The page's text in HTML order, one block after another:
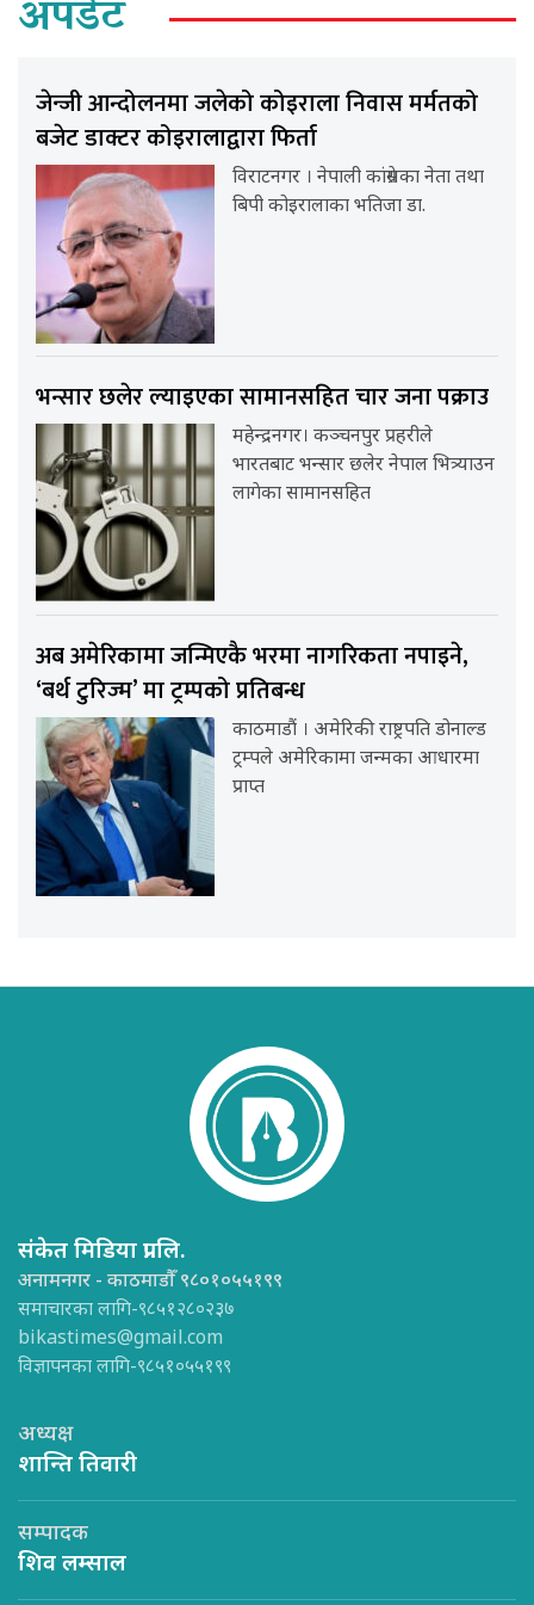
अपडेट
जेन्जी आन्दोलनमा जलेको कोइराला निवास मर्मतको
बजेट डाक्टर कोइरालाद्वारा फिर्ता
विराटनगर । नेपाली कांग्रेसका नेता तथा
बिपी कोइरालाका भतिजा डा.
भन्सार छलेर ल्याइएका सामानसहित चार जना पक्राउ
महेन्द्रनगर। कञ्चनपुर प्रहरीले
भारतबाट भन्सार छलेर नेपाल भित्र्याउन
लागेका सामानसहित
अब अमेरिकामा जन्मिएकै भरमा नागरिकता नपाइने,
‘बर्थ टुरिज्म’ मा ट्रम्पको प्रतिबन्ध
काठमाडौं । अमेरिकी राष्ट्रपति डोनाल्ड
ट्रम्पले अमेरिकामा जन्मका आधारमा
प्राप्त
संकेत मिडिया प्रा.लि.
अनामनगर - काठमाडौँ ९८०१०५५१९९
समाचारका लागि-९८५१२८०२३७
bikastimes@gmail.com
विज्ञापनका लागि-९८५१०५५१९९
अध्यक्ष
शान्ति तिवारी
सम्पादक
शिव लम्साल